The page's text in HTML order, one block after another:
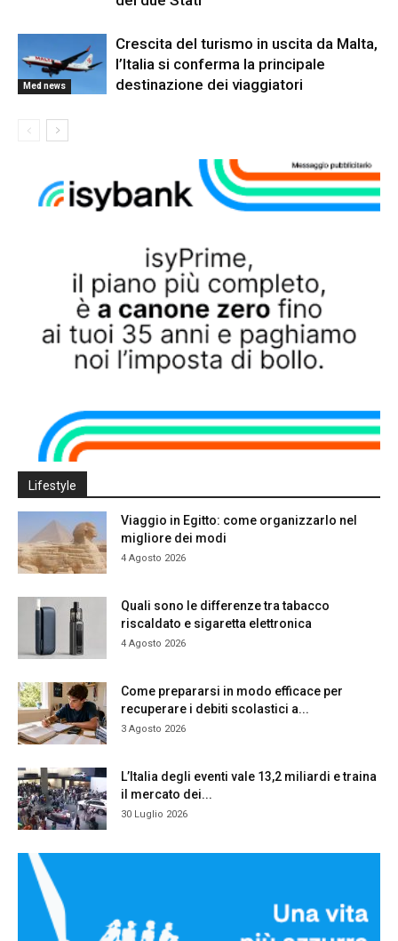
Med news
Crescita del turismo in uscita da Malta,
l’Italia si conferma la principale
destinazione dei viaggiatori
Lifestyle
Viaggio in Egitto: come organizzarlo nel
migliore dei modi
4 Agosto 2026
Quali sono le differenze tra tabacco
riscaldato e sigaretta elettronica
4 Agosto 2026
Come prepararsi in modo efficace per
recuperare i debiti scolastici a...
3 Agosto 2026
L’Italia degli eventi vale 13,2 miliardi e traina
il mercato dei...
30 Luglio 2026